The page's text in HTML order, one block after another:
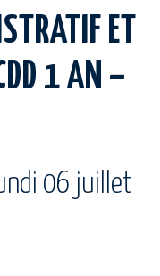
ET
1 AN –
06 juillet